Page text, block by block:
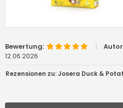
Bewertung: |
12.06.2026
Rezensionen zu: Josera Duck &